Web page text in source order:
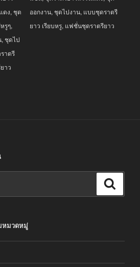
ดง, ชุด
รูๆ,
, ชุดไป
าตรี
าว
ออกงาน, ชุดไปงาน, แบบชุดราตรี
ยาว เรียบหรู, แฟชั่นชุดราตรียาว
หมวดหมู่